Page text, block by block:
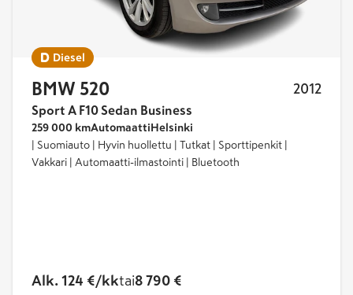
Diesel
BMW 520 2012
Sport A F10 Sedan Business
259 000 kmAutomaatti Helsinki
| Suomiauto | Hyvin huollettu | Tutkat | Sporttipenkit |
Vakkari | Automaatti-ilmastointi | Bluetooth
Alk. 124 €/kktai8 790 €